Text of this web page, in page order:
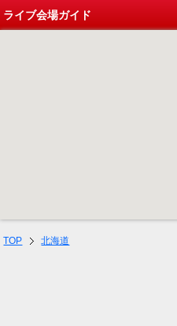
ライブ会場ガイド
TOP 北海道